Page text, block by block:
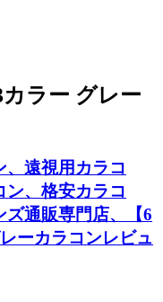
カラー グレー
遠視用カラコ
ン、格安カラコ
ズ通販専門店、【6
ーカラコンレビュ